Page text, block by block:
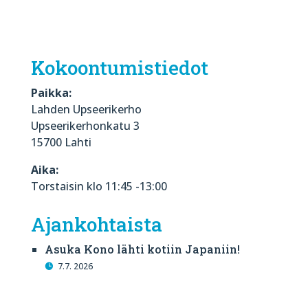
Kokoontumistiedot
Paikka:
Lahden Upseerikerho
Upseerikerhonkatu 3
15700 Lahti
Aika:
Torstaisin klo 11:45 -13:00
Ajankohtaista
Asuka Kono lähti kotiin Japaniin!
7.7. 2026